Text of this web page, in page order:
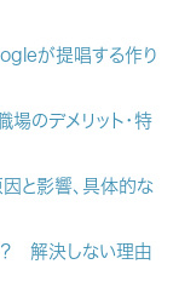
が提唱する作り
のデメリット・特
と影響、具体的な
解決しない理由